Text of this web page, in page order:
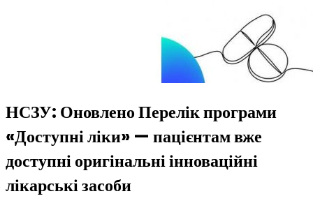
НСЗУ: Оновлено Перелік програми
«Доступні ліки» — пацієнтам вже
доступні оригінальні інноваційні
лікарські засоби